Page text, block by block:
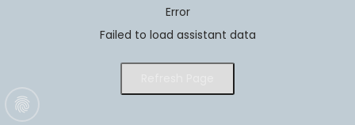
Error
Failed to load assistant data